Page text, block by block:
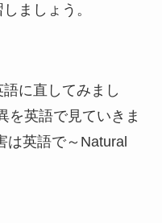
ましょう。
に直してみまし
を英語で見ていきま
は英語で～Natural